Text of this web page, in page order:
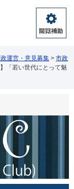
閲
覧
助
運営・意見募集 > 市政
】「若い世代にとって魅